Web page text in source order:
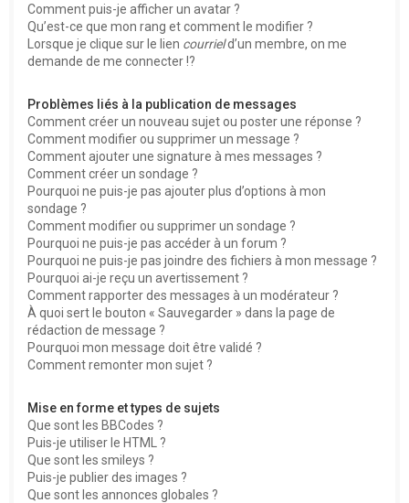
Comment puis-je afficher un avatar ?
Qu’est-ce que mon rang et comment le modifier ?
Lorsque je clique sur le lien courrield’un membre, on me
demande de me connecter !?
Problèmes liés à la publication de messages
Comment créer un nouveau sujet ou poster une réponse ?
Comment modifier ou supprimer un message ?
Comment ajouter une signature à mes messages ?
Comment créer un sondage ?
Pourquoi ne puis-je pas ajouter plus d’options à mon
sondage ?
Comment modifier ou supprimer un sondage ?
Pourquoi ne puis-je pas accéder à un forum ?
Pourquoi ne puis-je pas joindre des fichiers à mon message ?
Pourquoi ai-je reçu un avertissement ?
Comment rapporter des messages à un modérateur ?
À quoi sert le bouton « Sauvegarder » dans la page de
rédaction de message ?
Pourquoi mon message doit être validé ?
Comment remonter mon sujet ?
Mise en forme et types de sujets
Que sont les BBCodes ?
Puis-je utiliser le HTML ?
Que sont les smileys ?
Puis-je publier des images ?
Que sont les annonces globales ?